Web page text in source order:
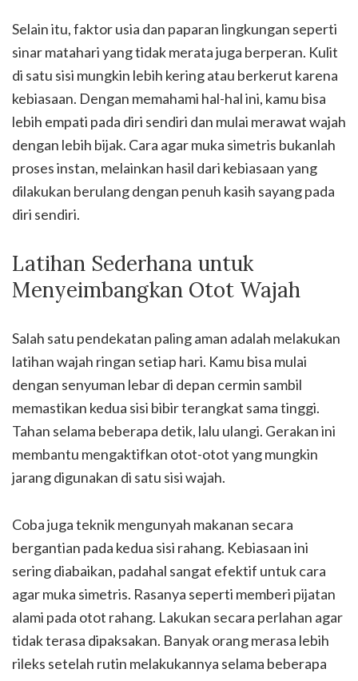
Selain itu, faktor usia dan paparan lingkungan seperti
sinar matahari yang tidak merata juga berperan. Kulit
di satu sisi mungkin lebih kering atau berkerut karena
kebiasaan. Dengan memahami hal-hal ini, kamu bisa
lebih empati pada diri sendiri dan mulai merawat wajah
dengan lebih bijak. Cara agar muka simetris bukanlah
proses instan, melainkan hasil dari kebiasaan yang
dilakukan berulang dengan penuh kasih sayang pada
diri sendiri.
Latihan Sederhana untuk
Menyeimbangkan Otot Wajah
Salah satu pendekatan paling aman adalah melakukan
latihan wajah ringan setiap hari. Kamu bisa mulai
dengan senyuman lebar di depan cermin sambil
memastikan kedua sisi bibir terangkat sama tinggi.
Tahan selama beberapa detik, lalu ulangi. Gerakan ini
membantu mengaktifkan otot-otot yang mungkin
jarang digunakan di satu sisi wajah.
Coba juga teknik mengunyah makanan secara
bergantian pada kedua sisi rahang. Kebiasaan ini
sering diabaikan, padahal sangat efektif untuk cara
agar muka simetris. Rasanya seperti memberi pijatan
alami pada otot rahang. Lakukan secara perlahan agar
tidak terasa dipaksakan. Banyak orang merasa lebih
rileks setelah rutin melakukannya selama beberapa